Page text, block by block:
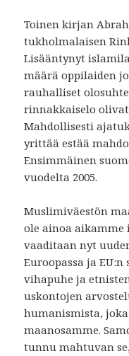
Toinen kirjan
tukholmalaisen
Lisääntynyt
määrä oppilaiden
rauhalliset
rinnakkaiselo
Mahdollisesti
yrittää estää
Ensimmäinen
vuodelta 2005.
Muslimiväestön
ole ainoa
vaaditaan nyt
Euroopassa ja
vihapuhe ja
uskontojen
humanismista,
maanosamme.
tunnu mahtuvan